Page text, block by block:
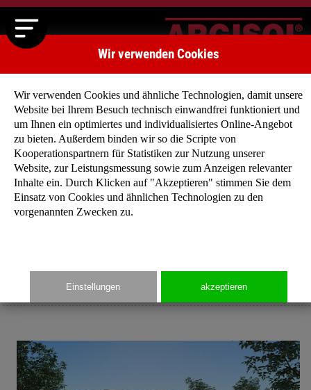
Mehrgenerationenhäuser
Alle unter einem Dach
eine neue Wohnform für jedes Alter entwickelt.
Wir verwenden Cookies
Wir verwenden Cookies und ähnliche Technologien, damit unsere
Website bei Ihrem Besuch technisch einwandfrei funktioniert und
um Ihnen ein optimiertes und individualisiertes Online-Angebot
zu bieten. Außerdem binden wir so die Scripte von
Kooperationspartnern für Statistiken zur Nutzung unserer
Website, zur Leistungsmessung sowie zum Anzeigen relevanter
Inhalte ein. Durch Klicken auf "Akzeptieren" stimmen Sie dem
Einsatz von Cookies und ähnlichen Technologien zu den
vorgenannten Zwecken zu.
Einstellungen akzeptieren